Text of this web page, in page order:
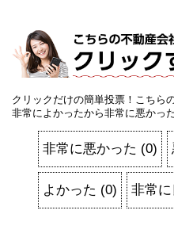
クリックだけの簡単投票！こちら
非常によかったから非常に悪かっ
非常に悪かった (0)
よかった (0) 非常